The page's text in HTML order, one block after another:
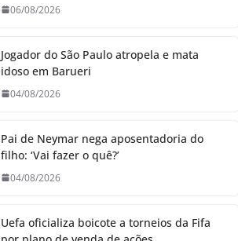
06/08/2026
Jogador do São Paulo atropela e mata
idoso em Barueri
04/08/2026
Pai de Neymar nega aposentadoria do
filho: ‘Vai fazer o quê?’
04/08/2026
Uefa oficializa boicote a torneios da Fifa